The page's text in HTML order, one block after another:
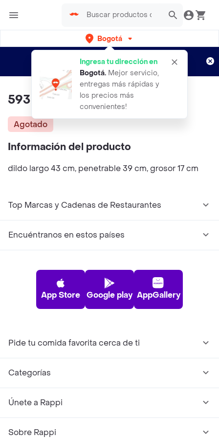
Bogotá
Ingresa tu dirección en
Bogotá. Mejor servicio,
entregas más rápidas y
los precios más
convenientes!
envíos gratis por semanas
Aplican TyC
593 Dildo Xl
Agotado
Información del producto
dildo largo 43 cm, penetrable 39 cm, grosor 17 cm
Top Marcas y Cadenas de Restaurantes
Encuéntranos en estos países
App Store Google play AppGallery
Pide tu comida favorita cerca de ti
Categorías
Únete a Rappi
Sobre Rappi